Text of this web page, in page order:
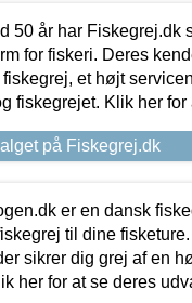
50 år har
for fiskeri. Deres
et højt
fiskegrejet. Klik her for
på Fiskegrej.dk
er en dansk
til dine
sikrer dig grej af en
her for at se deres